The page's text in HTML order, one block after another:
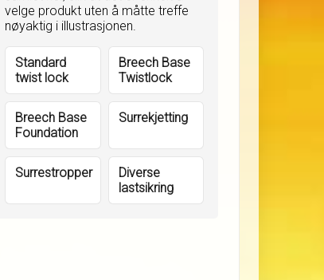
velge produkt uten å måtte treffe
nøyaktig i illustrasjonen.
Standard
twist lock
Breech Base
Twistlock
Breech Base
Foundation
Surrekjetting
Surrestropper
Diverse
lastsikring